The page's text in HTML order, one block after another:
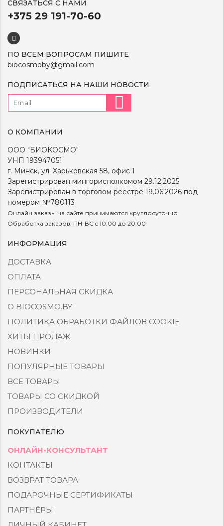
СВЯЗАТЬСЯ С НАМИ
+375 29 191-70-60
ПО ВСЕМ ВОПРОСАМ ПИШИТЕ
biocosmoby@gmail.com
ПОДПИСАТЬСЯ НА НАШИ НОВОСТИ
О КОМПАНИИ
ООО "БИОКОСМО"
УНП 193947051
г. Минск, ул. Харьковская 58, офис 1
Зарегистрирован мингорисполкомом 29.12.2025
Зарегистрирован в торговом реестре 19.06.2026 под
номером №780113
Онлайн заказы на сайте принимаются круглосуточно
Обработка заказов: ПН-ВС c 10:00 до 20:00
ИНФОРМАЦИЯ
ДОСТАВКА
ОПЛАТА
ПЕРСОНАЛЬНАЯ СКИДКА
О BIOCOSMO.BY
ПОЛИТИКА ОБРАБОТКИ ФАЙЛОВ COOKIE
ХИТЫ ПРОДАЖ
НОВИНКИ
ПОПУЛЯРНЫЕ ТОВАРЫ
ВСЕ ТОВАРЫ
ТОВАРЫ СО СКИДКОЙ
ПРОИЗВОДИТЕЛИ
ПОКУПАТЕЛЮ
ОНЛАЙН-КОНСУЛЬТАНТ
КОНТАКТЫ
ВОЗВРАТ ТОВАРА
ПОДАРОЧНЫЕ СЕРТИФИКАТЫ
ПАРТНЁРЫ